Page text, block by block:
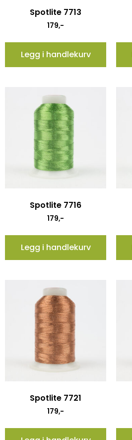
Spotlite 7713
179,-
Legg i handlekurv
Spotlite 7716
179,-
Legg i handlekurv
Spotlite 7721
179,-